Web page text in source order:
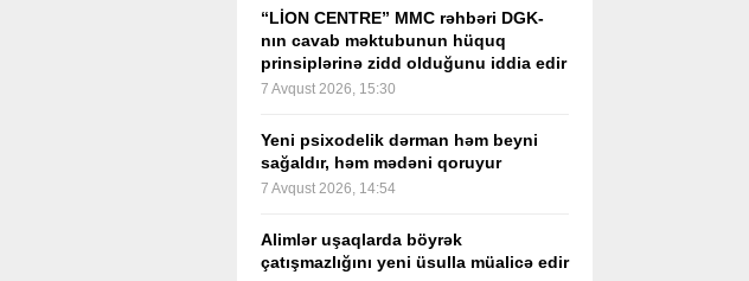
“LİON CENTRE” MMC rəhbəri DGK-
nın cavab məktubunun hüquq
prinsiplərinə zidd olduğunu iddia edir
7 Avqust 2026, 15:30
Yeni psixodelik dərman həm beyni
sağaldır, həm mədəni qoruyur
7 Avqust 2026, 14:54
Alimlər uşaqlarda böyrək
çatışmazlığını yeni üsulla müalicə edir